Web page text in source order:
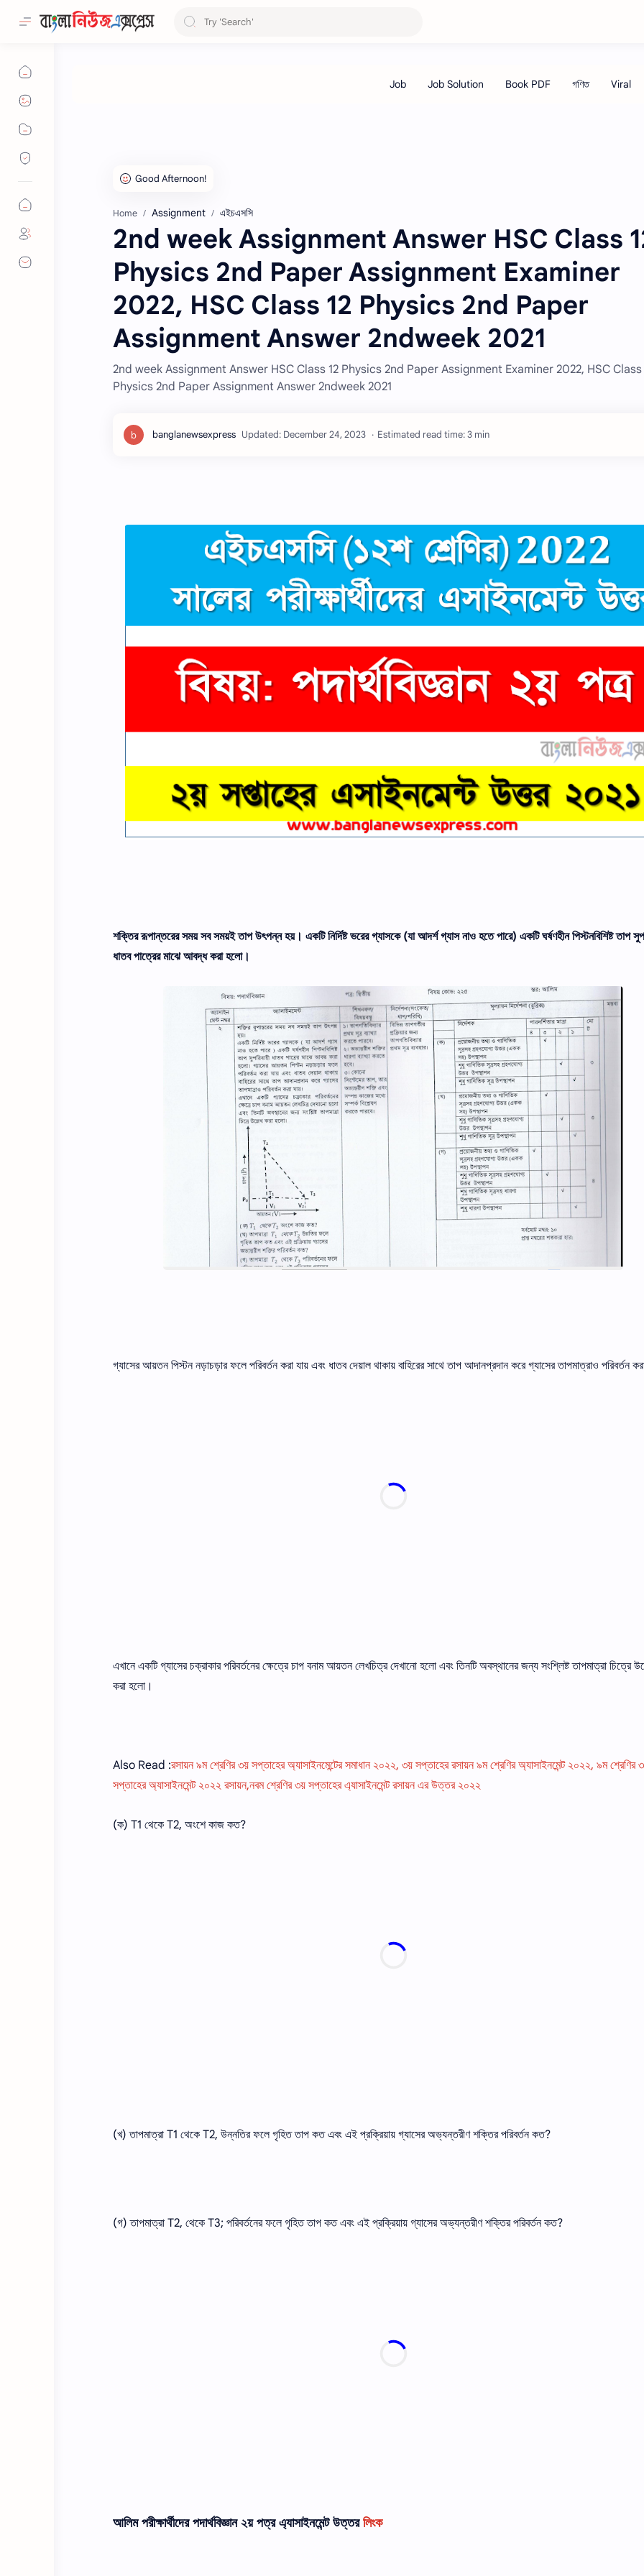
Home Assignment এইচএসসি
2nd week Assignment Answer HSC Class
Physics 2nd Paper Assignment Examiner
2022, HSC Class 12 Physics 2nd Paper
Assignment Answer 2ndweek 2021
2nd week Assignment Answer HSC Class 12 Physics 2nd Paper Assignment Examiner 2022, HSC Class
Physics 2nd Paper Assignment Answer 2ndweek 2021
Estimated read time: 3 min
শক্তির রূপান্তরের সময় সব সময়ই তাপ উৎপন্ন হয়। একটি নির্দিষ্ট ভরের গ্যাসকে (যা আদর্শ গ্যাস নাও হতে পারে) একটি ঘর্ষণহীন পিস্টনবিশিষ্ট তাপ
ধাতব পাত্রের মাঝে আবদ্ধ করা হলাে।
গ্যাসের আয়তন পিস্টন নড়াচড়ার ফলে পরিবর্তন করা যায় এবং ধাতব দেয়াল থাকায় বাহিরের সাথে তাপ আদানপ্রদান করে গ্যাসের তাপমাত্রাও পরিবর্তন
এখানে একটি গ্যাসের চক্রাকার পরিবর্তনের ক্ষেত্রে চাপ বনাম আয়তন লেখচিত্র দেখানাে হলাে এবং তিনটি অবস্থানের জন্য সংশ্লিষ্ট তাপমাত্রা চিত্রে
করা হলাে।
Also Read :রসায়ন ৯ম শ্রেণির ৩য় সপ্তাহের অ্যাসাইনমেন্টের সমাধান ২০২২, ৩য় সপ্তাহের রসায়ন ৯ম শ্রেণির অ্যাসাইনমেন্ট ২০২২, ৯ম শ্রেণির
সপ্তাহের অ্যাসাইনমেন্ট ২০২২ রসায়ন,নবম শ্রেণির ৩য় সপ্তাহের এ্যাসাইনমেন্ট রসায়ন এর উত্তর ২০২২
(ক) T1 থেকে T2, অংশে কাজ কত?
(খ) তাপমাত্রা T1 থেকে T2, উন্নতির ফলে গৃহিত তাপ কত এবং এই প্রক্রিয়ায় গ্যাসের অভ্যন্তরীণ শক্তির পরিবর্তন কত?
(গ) তাপমাত্রা T2, থেকে T3; পরিবর্তনের ফলে গৃহিত তাপ কত এবং এই প্রক্রিয়ায় গ্যাসের অভ্যন্তরীণ শক্তির পরিবর্তন কত?
আলিম পরীক্ষার্থীদের পদার্থবিজ্ঞান ২য় পত্র এ্যাসাইনমেন্ট উত্তরলিংক